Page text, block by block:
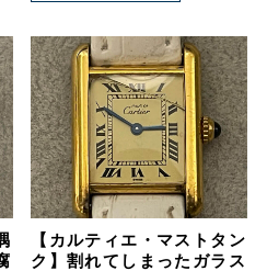
【カルティエ・マストタン
ク】割れてしまったガラス